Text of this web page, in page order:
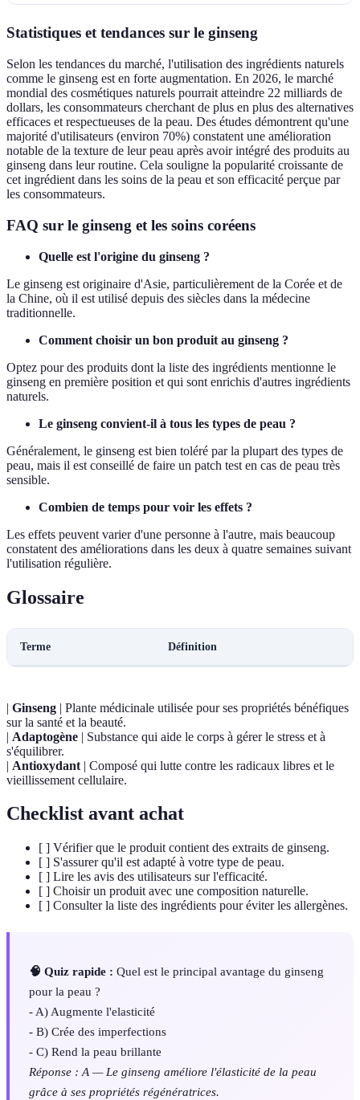
Statistiques et tendances sur le ginseng
Selon les tendances du marché, l'utilisation des ingrédients naturels
comme le ginseng est en forte augmentation. En 2026, le marché
mondial des cosmétiques naturels pourrait atteindre 22 milliards de
dollars, les consommateurs cherchant de plus en plus des alternatives
efficaces et respectueuses de la peau. Des études démontrent qu'une
majorité d'utilisateurs (environ 70%) constatent une amélioration
notable de la texture de leur peau après avoir intégré des produits au
ginseng dans leur routine. Cela souligne la popularité croissante de
cet ingrédient dans les soins de la peau et son efficacité perçue par
les consommateurs.
FAQ sur le ginseng et les soins coréens
Quelle est l'origine du ginseng ?
Le ginseng est originaire d'Asie, particulièrement de la Corée et de
la Chine, où il est utilisé depuis des siècles dans la médecine
traditionnelle.
Comment choisir un bon produit au ginseng ?
Optez pour des produits dont la liste des ingrédients mentionne le
ginseng en première position et qui sont enrichis d'autres ingrédients
naturels.
Le ginseng convient-il à tous les types de peau ?
Généralement, le ginseng est bien toléré par la plupart des types de
peau, mais il est conseillé de faire un patch test en cas de peau très
sensible.
Combien de temps pour voir les effets ?
Les effets peuvent varier d'une personne à l'autre, mais beaucoup
constatent des améliorations dans les deux à quatre semaines suivant
l'utilisation régulière.
Glossaire
Terme Définition
| Ginseng | Plante médicinale utilisée pour ses propriétés bénéfiques
sur la santé et la beauté.
| Adaptogène | Substance qui aide le corps à gérer le stress et à
s'équilibrer.
| Antioxydant | Composé qui lutte contre les radicaux libres et le
vieillissement cellulaire.
Checklist avant achat
[ ] Vérifier que le produit contient des extraits de ginseng.
[ ] S'assurer qu'il est adapté à votre type de peau.
[ ] Lire les avis des utilisateurs sur l'efficacité.
[ ] Choisir un produit avec une composition naturelle.
[ ] Consulter la liste des ingrédients pour éviter les allergènes.
🧠 Quiz rapide : Quel est le principal avantage du ginseng
pour la peau ?
- A) Augmente l'elasticité
- B) Crée des imperfections
- C) Rend la peau brillante
Réponse : A — Le ginseng améliore l'élasticité de la peau
grâce à ses propriétés régénératrices.